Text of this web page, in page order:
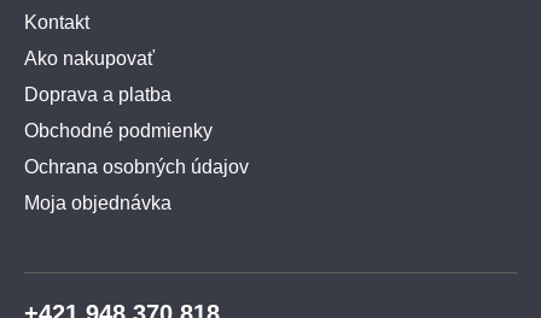
Kontakt
Ako nakupovať
Doprava a platba
Obchodné podmienky
Ochrana osobných údajov
Moja objednávka
+421 948 370 818